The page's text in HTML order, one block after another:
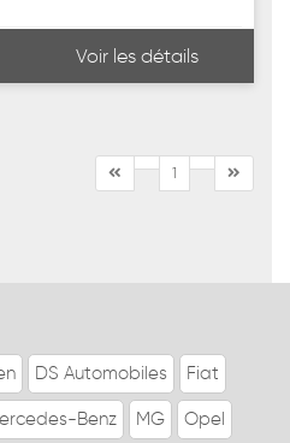
Voir les détails
1
DS Automobiles Fiat
Benz MG Opel